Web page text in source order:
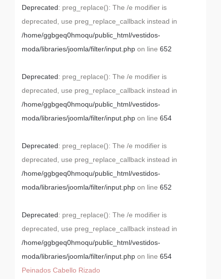
Deprecated: preg_replace(): The /e modifier is
deprecated, use preg_replace_callback instead in
/home/ggbgeq0hmoqu/public_html/vestidos-
moda/libraries/joomla/filter/input.php on line 652
Deprecated: preg_replace(): The /e modifier is
deprecated, use preg_replace_callback instead in
/home/ggbgeq0hmoqu/public_html/vestidos-
moda/libraries/joomla/filter/input.php on line 654
Deprecated: preg_replace(): The /e modifier is
deprecated, use preg_replace_callback instead in
/home/ggbgeq0hmoqu/public_html/vestidos-
moda/libraries/joomla/filter/input.php on line 652
Deprecated: preg_replace(): The /e modifier is
deprecated, use preg_replace_callback instead in
/home/ggbgeq0hmoqu/public_html/vestidos-
moda/libraries/joomla/filter/input.php on line 654
Peinados Cabello Rizado